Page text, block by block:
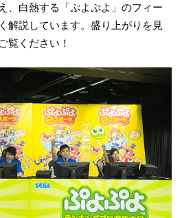
、白熱する「ぷよぷよ」のフィー
解説しています。盛り上がりを見
覧ください！